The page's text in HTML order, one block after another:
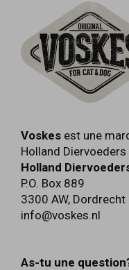
Voskes est une
Holland Diervoeders
Holland
P.O. Box 889
3300 AW, Dordrecht
info@voskes.nl
As-tu une